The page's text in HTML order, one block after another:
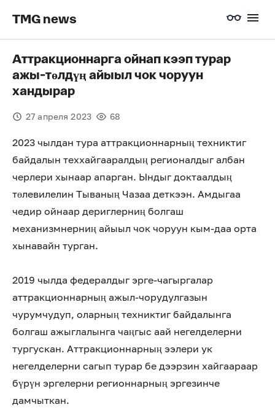
TMG news
Аттракционнарга ойнап кээп турар
ажы-төлдүң айыыл чок чоруун
хандырар
27 апреля 2023 68
2023 чылдан тура аттракционнарның техниктиг
байдалын теххайгааралдың регионалдыг албан
черлери хынаар апарган. Ындыг доктаалдың
төлевилелин Тываның Чазаа деткээн. Амдыгаа
чедир ойнаар дериглерниң болгаш
механизмнерниң айыыл чок чоруун кым-даа орта
хынавайн турган.
2019 чылда федералдыг эрге-чагыргалар
аттракционнарның ажыл-чорудулгазын
чурумчудуп, оларның техниктиг байдалынга
болгаш ажыглалынга чаңгыс аай негелделерни
тургускан. Аттракционнарның ээлери ук
негелделерни сагып турар бе дээрзин хайгаараар
бүрүн эргелерни регионнарның эргезинче
дамчыткан.